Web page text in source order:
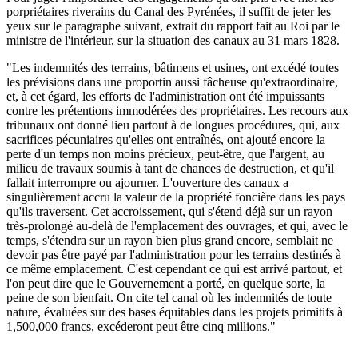
porpriétaires riverains du Canal des Pyrénées, il suffit de jeter les
yeux sur le paragraphe suivant, extrait du rapport fait au Roi par le
ministre de l'intérieur, sur la situation des canaux au 31 mars 1828.
"Les indemnités des terrains, bâtimens et usines, ont excédé toutes
les prévisions dans une proportin aussi fâcheuse qu'extraordinaire,
et, à cet égard, les efforts de l'administration ont été impuissants
contre les prétentions immodérées des propriétaires. Les recours aux
tribunaux ont donné lieu partout à de longues procédures, qui, aux
sacrifices pécuniaires qu'elles ont entraînés, ont ajouté encore la
perte d'un temps non moins précieux, peut-être, que l'argent, au
milieu de travaux soumis à tant de chances de destruction, et qu'il
fallait interrompre ou ajourner. L'ouverture des canaux a
singulièrement accru la valeur de la propriété foncière dans les pays
qu'ils traversent. Cet accroissement, qui s'étend déjà sur un rayon
très-prolongé au-delà de l'emplacement des ouvrages, et qui, avec le
temps, s'étendra sur un rayon bien plus grand encore, semblait ne
devoir pas être payé par l'administration pour les terrains destinés à
ce même emplacement. C'est cependant ce qui est arrivé partout, et
l'on peut dire que le Gouvernement a porté, en quelque sorte, la
peine de son bienfait. On cite tel canal où les indemnités de toute
nature, évaluées sur des bases équitables dans les projets primitifs à
1,500,000 francs, excéderont peut être cinq millions."